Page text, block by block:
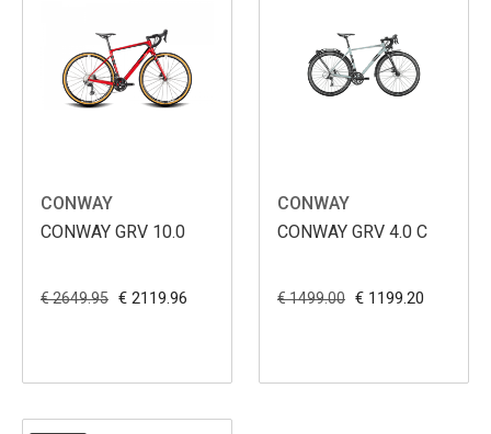
CONWAY
CONWAY GRV 10.0
€ 2649.95 € 2119.96
CONWAY
CONWAY GRV 4.0 C
€ 1499.00 € 1199.20